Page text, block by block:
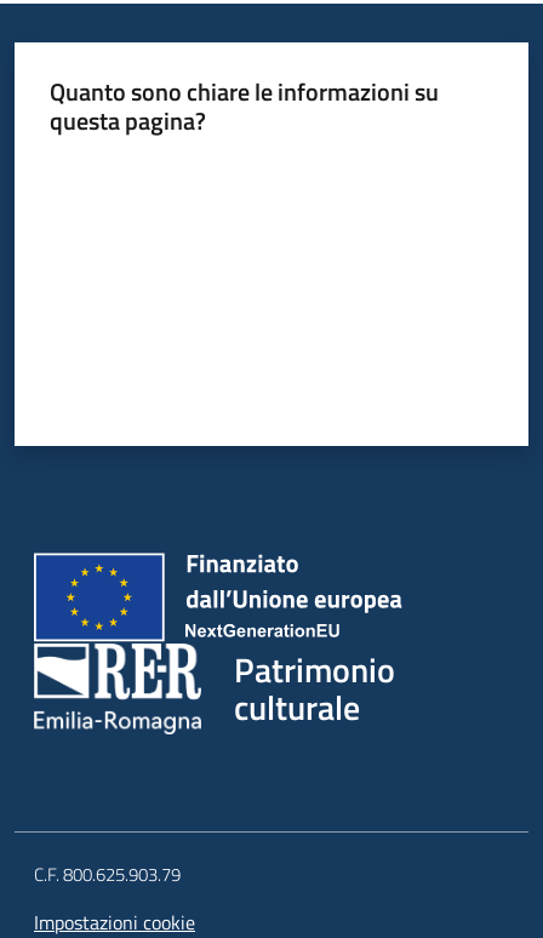
Quanto sono chiare le informazioni su
questa pagina?
Patrimonio
culturale
C.F. 800.625.903.79
Impostazioni cookie